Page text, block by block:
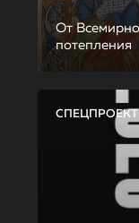
От
потепления
СПЕЦПРОЕКТ